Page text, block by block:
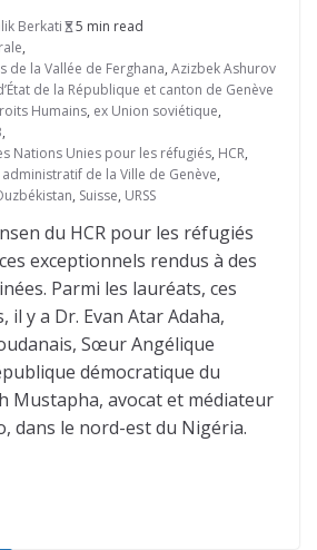
Berkati
5 min read
,
de la Vallée de Ferghana, Azizbek Ashurov
de la République et canton de Genève
Humains, ex Union soviétique,
,
Nations Unies pour les réfugiés, HCR,
de la Ville de Genève,
, Suisse, URSS
du HCR pour les réfugiés
exceptionnels rendus à des
Parmi les lauréats, ces
il y a Dr. Evan Atar Adaha,
Sœur Angélique
démocratique du
Mustapha, avocat et médiateur
dans le nord-est du Nigéria.